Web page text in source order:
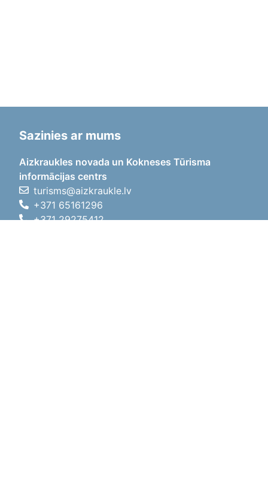
Sazinies ar mums
Aizkraukles novada un Kokneses Tūrisma
informācijas centrs
turisms@aizkraukle.lv
+371 65161296
+371 29275412